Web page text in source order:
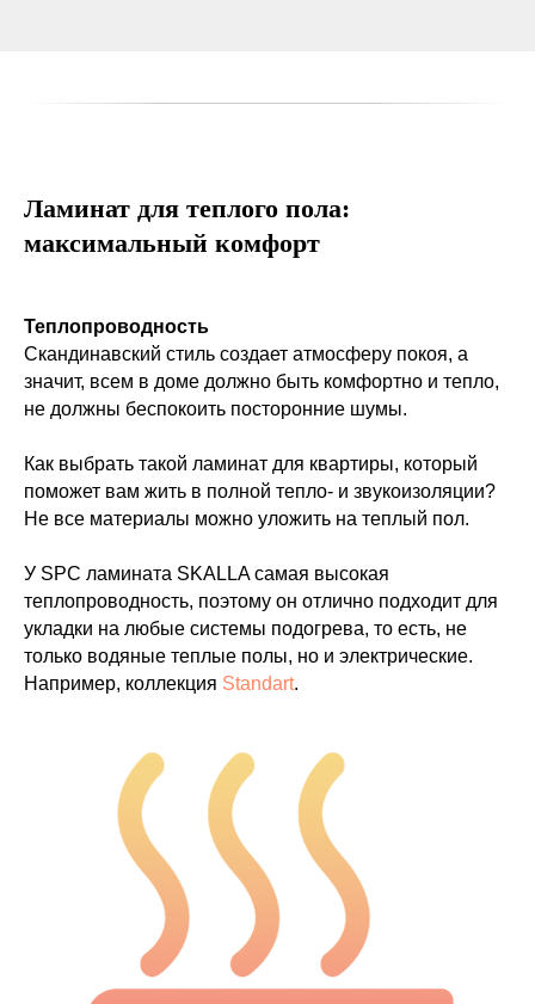
Ламинат для теплого пола:
максимальный комфорт
Теплопроводность
Скандинавский стиль создает атмосферу покоя, а
значит, всем в доме должно быть комфортно и тепло,
не должны беспокоить посторонние шумы.
Как выбрать такой ламинат для квартиры, который
поможет вам жить в полной тепло- и звукоизоляции?
Не все материалы можно уложить на теплый пол.
У SPC ламината SKALLA самая высокая
теплопроводность, поэтому он отлично подходит для
укладки на любые системы подогрева, то есть, не
только водяные теплые полы, но и электрические.
Например, коллекция Standart.